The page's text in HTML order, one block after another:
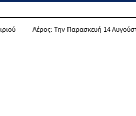
Την Παρασκευή 14 Αυγούστου αυθεντικό